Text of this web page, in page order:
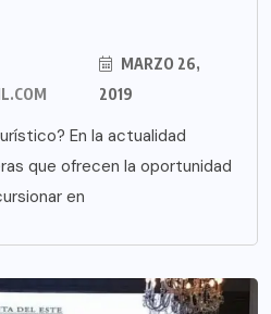
MARZO 26,
2019
En la actualidad
que ofrecen la oportunidad
en